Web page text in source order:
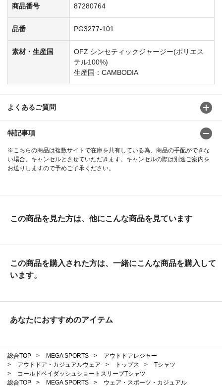
商品番号 87280764
品番 PG3277-101
素材・生産国
OFZ シンセティックジャージー(ポリエス
テル100%)
生産国：CAMBODIA
よくあるご質問
特記事項
※こちらの商品は複数サイトで在庫を共有している為、商品の手配ができな
い場合、キャンセルとさせていただきます。キャンセルの際は別途ご案内を
お送りしますので予めご了承ください。
この商品を見た方は、他にこんな商品を見ています
この商品を購入された方は、一緒にこんな商品を購入して
います。
あなたにおすすめのアイテム
総合TOP > MEGA SPORTS >
アウトドアレジャー
>
アウトドア・カジュアルウェア > トップス >
Tシャツ
>
コールドベイダッシュショートスリーブTシャツ
総合TOP
> MEGA SPORTS >
ウェア・スポーツ・カジュアル